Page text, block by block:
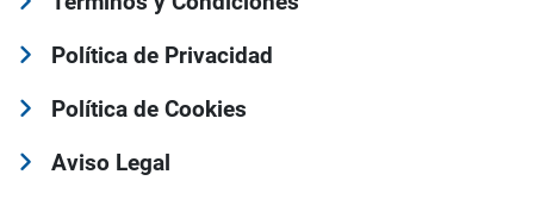
Política de Privacidad
Política de Cookies
Aviso Legal